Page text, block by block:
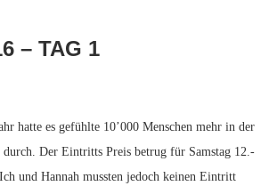
– TAG 1
hatte es gefühlte 10’000 Menschen mehr in der
Der Eintritts Preis betrug für Samstag 12.-
und Hannah mussten jedoch keinen Eintritt